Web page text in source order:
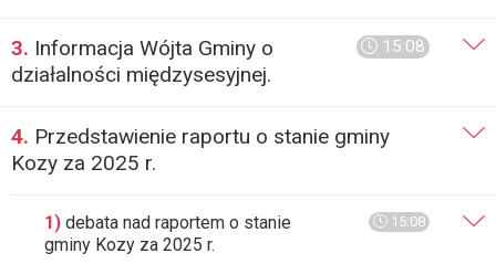
15:08
3. Informacja Wójta Gminy o
działalności międzysesyjnej.
4. Przedstawienie raportu o stanie gminy
Kozy za 2025 r.
15:08
1) debata nad raportem o stanie
gminy Kozy za 2025 r.